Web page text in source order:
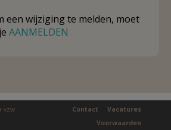
een wijziging te melden, moet
AANMELDEN
vzw Vacatures
Contact
Voorwaarden